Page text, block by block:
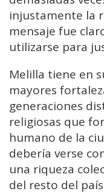
injustamente la
mensaje fue
utilizarse para
Melilla tiene en
mayores
generaciones
religiosas que
humano de la
debería verse
una riqueza
del resto del